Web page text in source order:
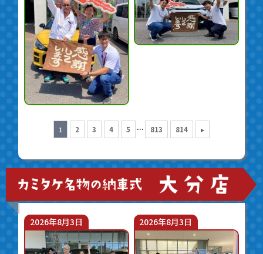
1 2 3 4 5 ... 813 814 ▸
2026年8月3日 2026年8月3日